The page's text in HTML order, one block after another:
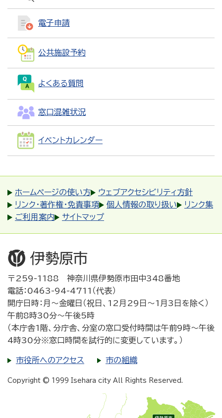
電子申請
公共施設予約
よくある質問
窓口混雑状況
イベントカレンダー
ホームページの使い方
ウェブアクセシビリティ方針
リンク・著作権・免責事項
個人情報の取り扱い
リンク集
ご利用案内
サイトマップ
〒259-1188 神奈川県伊勢原市田中348番地
電話：0463-94-4711（代表）
開庁日時：月～金曜日（祝日、12月29日～1月3日を除く）
午前8時30分～午後5時
（本庁舎1階、分庁舎、分室の窓口受付時間は午前9時～午後
4時30分※窓口時間を試行的に変更しています。）
市役所へのアクセス 市の組織
Copyright © 1999 Isehara city All Rights Reserved.